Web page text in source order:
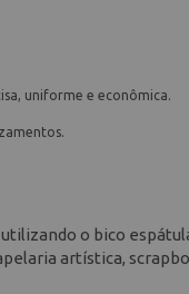
uniforme e econômica.
o bico
artística,